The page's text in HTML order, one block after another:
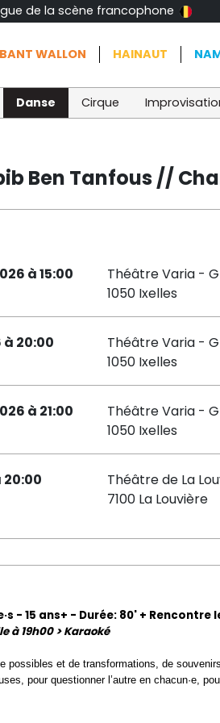
de la scène francophone
WALLON HAINAUT
Danse Cirque
Ben Tanfous //
à 15:00
Théâtre Varia -
1050 Ixelles
à 20:00
Théâtre Varia -
1050 Ixelles
à 21:00
Théâtre Varia -
1050 Ixelles
20:00
Théâtre de La
7100 La Louvière
- 15 ans+ - Durée: 80' + Rencontre
à 19h00 > Karaoké
possibles et de transformations, de
pour questionner l’autre en chacun·e,